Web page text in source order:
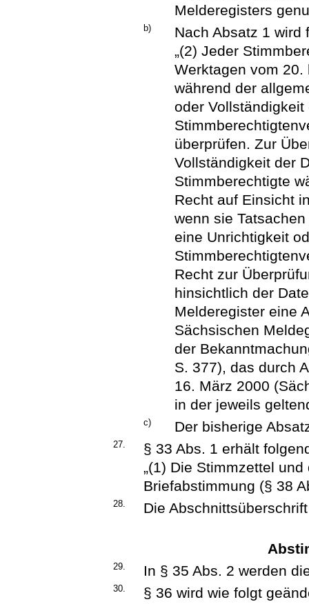
Melderegisters
b)
Nach Absatz 1 wird
„(2) Jeder
Werktagen vom 20.
während der
oder
überprüfen. Zur
Vollständigkeit der
Stimmberechtigte
Recht auf Einsicht
wenn sie
eine Unrichtigkeit
Recht zur
hinsichtlich der
Melderegister eine
Sächsischen
der
S. 377), das durch
16. März 2000
in der jeweils
c) Der bisherige
27.
§ 33 Abs. 1 erhält
„(1) Die Stimmzettel
Briefabstimmung (§ 38
28. Die
29. In § 35 Abs. 2 werden
30. § 36 wird wie folgt